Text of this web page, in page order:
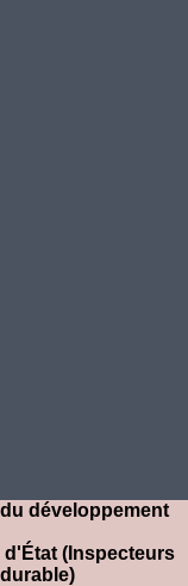
développement
(Inspecteurs